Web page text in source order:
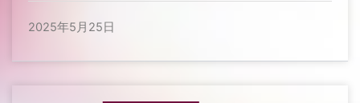
2025年5月25日